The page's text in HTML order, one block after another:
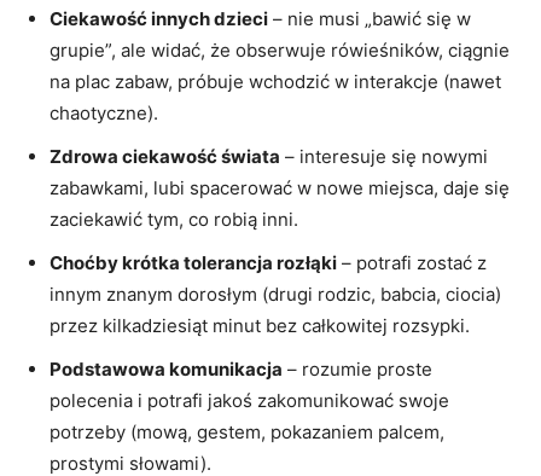
Ciekawość innych dzieci – nie musi „bawić się w
grupie”, ale widać, że obserwuje rówieśników, ciągnie
na plac zabaw, próbuje wchodzić w interakcje (nawet
chaotyczne).
Zdrowa ciekawość świata – interesuje się nowymi
zabawkami, lubi spacerować w nowe miejsca, daje się
zaciekawić tym, co robią inni.
Choćby krótka tolerancja rozłąki – potrafi zostać z
innym znanym dorosłym (drugi rodzic, babcia, ciocia)
przez kilkadziesiąt minut bez całkowitej rozsypki.
Podstawowa komunikacja – rozumie proste
polecenia i potrafi jakoś zakomunikować swoje
potrzeby (mową, gestem, pokazaniem palcem,
prostymi słowami).